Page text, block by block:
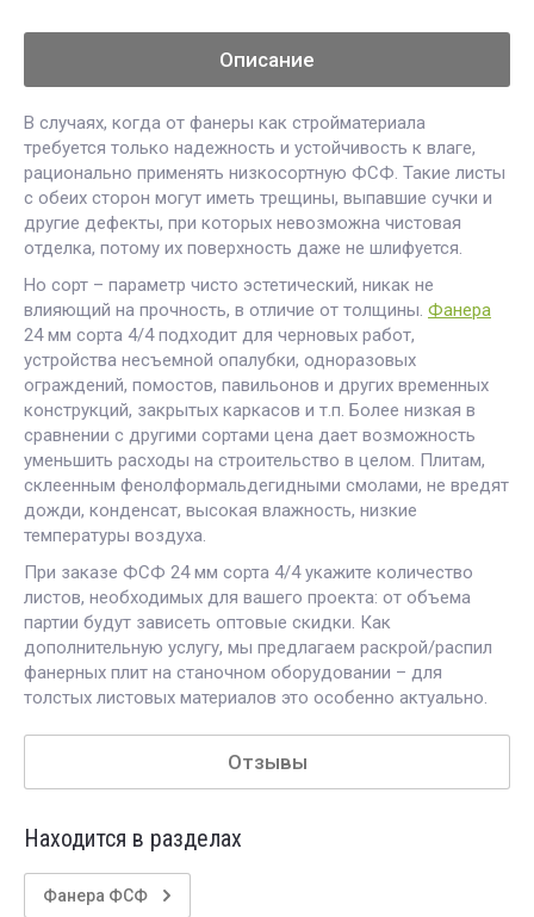
Описание
В случаях, когда от фанеры как стройматериала
требуется только надежность и устойчивость к влаге,
рационально применять низкосортную ФСФ. Такие листы
с обеих сторон могут иметь трещины, выпавшие сучки и
другие дефекты, при которых невозможна чистовая
отделка, потому их поверхность даже не шлифуется.
Но сорт – параметр чисто эстетический, никак не
влияющий на прочность, в отличие от толщины. Фанера
24 мм сорта 4/4 подходит для черновых работ,
устройства несъемной опалубки, одноразовых
ограждений, помостов, павильонов и других временных
конструкций, закрытых каркасов и т.п. Более низкая в
сравнении с другими сортами цена дает возможность
уменьшить расходы на строительство в целом. Плитам,
склеенным фенолформальдегидными смолами, не вредят
дожди, конденсат, высокая влажность, низкие
температуры воздуха.
При заказе ФСФ 24 мм сорта 4/4 укажите количество
листов, необходимых для вашего проекта: от объема
партии будут зависеть оптовые скидки. Как
дополнительную услугу, мы предлагаем раскрой/распил
фанерных плит на станочном оборудовании – для
толстых листовых материалов это особенно актуально.
Отзывы
Находится в разделах
Фанера ФСФ